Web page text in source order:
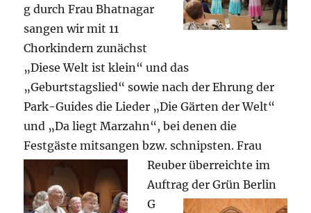
g durch Frau Bhatnagar
sangen wir mit 11
Chorkindern zunächst
„Diese Welt ist klein“ und das
„Geburtstagslied“ sowie nach der Ehrung der
Park-Guides die Lieder „Die Gärten der Welt“
und „Da liegt Marzahn“, bei denen die
Festgäste mitsangen bzw.schnipsten. Frau
Reuber überreichte im
Auftrag derGrün Berlin
G